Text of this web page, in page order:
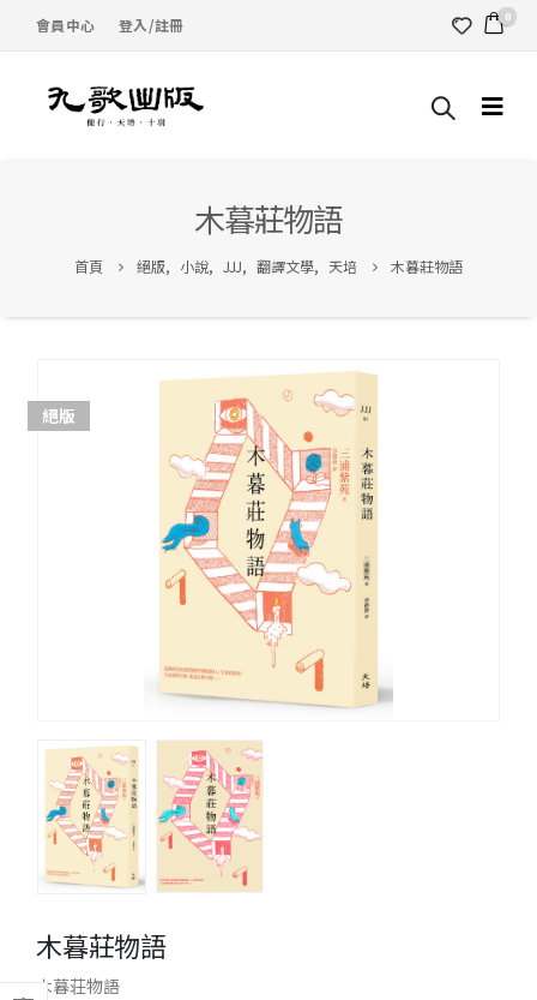
會員中心 登入/註冊 0
木暮莊物語
首頁 絕版, 小說, JJJ, 翻譯文學, 天培 木暮莊物語
絕版
木暮莊物語
木暮荘物語